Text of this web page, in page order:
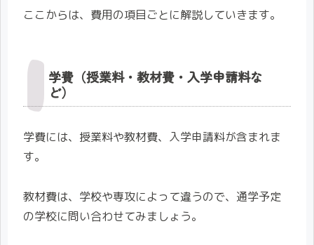
ここからは、費用の項目ごとに解説していきます。
学費（授業料・教材費・入学申請料な
ど）
学費には、授業料や教材費、入学申請料が含まれま
す。
教材費は、学校や専攻によって違うので、通学予定
の学校に問い合わせてみましょう。